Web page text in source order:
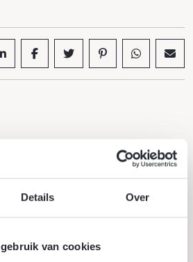
Details Over
van cookies
Alle actueel